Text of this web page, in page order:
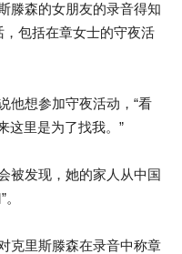
滕森的女朋友的录音得知
包括在章女士的守夜活
他想参加守夜活动，“看
这里是为了找我。”
被发现，她的家人从中国
克里斯滕森在录音中称章